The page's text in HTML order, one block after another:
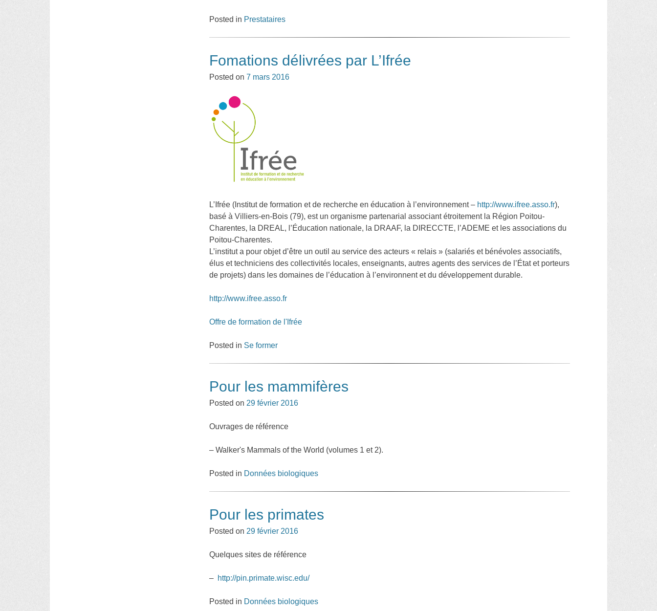
Posted in Prestataires
Fomations délivrées par L’Ifrée
Posted on7 mars 2016
L’Ifrée (Institut de formation et de recherche en éducation à l’environnement – http://www.ifree.asso.fr),
basé à Villiers-en-Bois (79), est un organisme partenarial associant étroitement la Région Poitou-
Charentes, la DREAL, l’Éducation nationale, la DRAAF, la DIRECCTE, l’ADEME et les associations du
Poitou-Charentes.
L’institut a pour objet d’être un outil au service des acteurs « relais » (salariés et bénévoles associatifs,
élus et techniciens des collectivités locales, enseignants, autres agents des services de l’État et porteurs
de projets) dans les domaines de l’éducation à l’environnent et du développement durable.
http://www.ifree.asso.fr
Offre de formation de l'Ifrée
Posted in Se former
Pour les mammifères
Posted on 29 février 2016
Ouvrages de référence
– Walker's Mammals of the World (volumes 1 et 2).
Posted in Données biologiques
Pour les primates
Posted on 29 février 2016
Quelques sites de référence
– http://pin.primate.wisc.edu/
Posted in Données biologiques